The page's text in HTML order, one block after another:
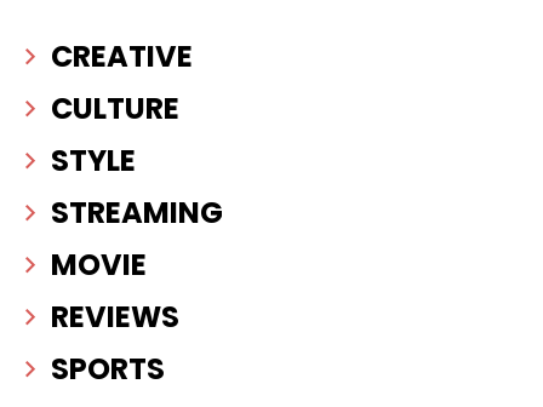
CREATIVE
CULTURE
STYLE
STREAMING
MOVIE
REVIEWS
SPORTS